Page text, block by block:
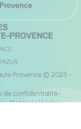
Provence © 2025 -
de confidentialité
Mentions légales